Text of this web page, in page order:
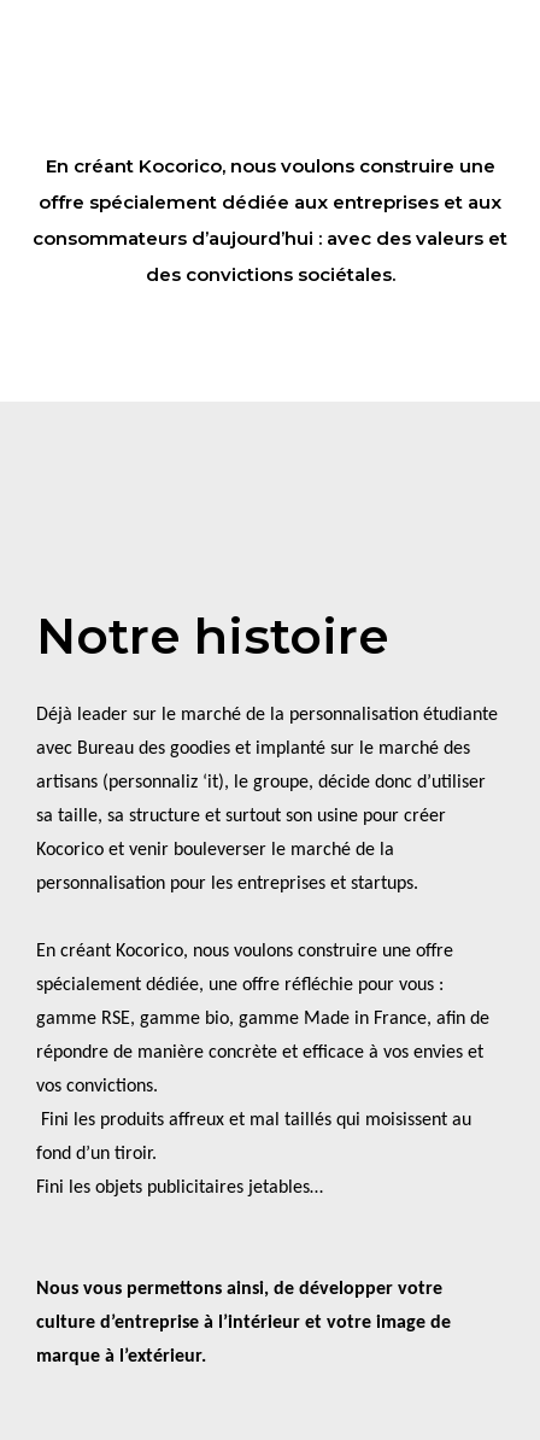
En créant Kocorico, nous voulons construire une
offre spécialement dédiée aux entreprises et aux
consommateurs d’aujourd’hui : avec des valeurs et
des convictions sociétales.
Notre histoire
Déjà leader sur le marché de la personnalisation étudiante
avec Bureau des goodies et implanté sur le marché des
artisans (personnaliz ‘it), le groupe, décide donc d’utiliser
sa taille, sa structure et surtout son usine pour créer
Kocorico et venir bouleverser le marché de la
personnalisation pour les entreprises et startups.
En créant Kocorico, nous voulons construire une offre
spécialement dédiée, une offre réfléchie pour vous :
gamme RSE, gamme bio, gamme Made in France, afin de
répondre de manière concrète et efficace à vos envies et
vos convictions.
Fini les produits affreux et mal taillés qui moisissent au
fond d’un tiroir.
Fini les objets publicitaires jetables…
Nous vous permettons ainsi, de développer votre
culture d’entreprise à l’intérieur et votre image de
marque à l’extérieur.